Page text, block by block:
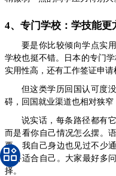
4、专门学校：学技能更
要是你比较倾向学点实
学校也挺不错。日本的专门
实用性高，还有工作签证申请
但这类学历回国认可度
碍，回国就业渠道也相对狭窄
说实话，每条路径都有
而是看你自己情况怎么摆。
要。我自己身边也见过不少
本科适合自己。大家最好多
择。